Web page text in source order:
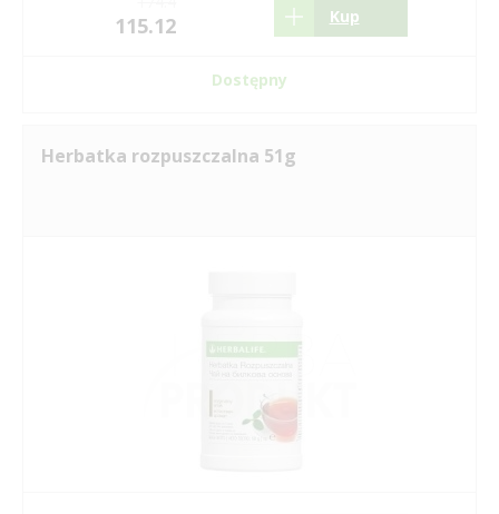
115.12 Kup
Dostępny
Herbatka rozpuszczalna 51g